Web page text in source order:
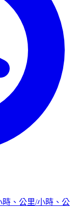
、公里/小時、公